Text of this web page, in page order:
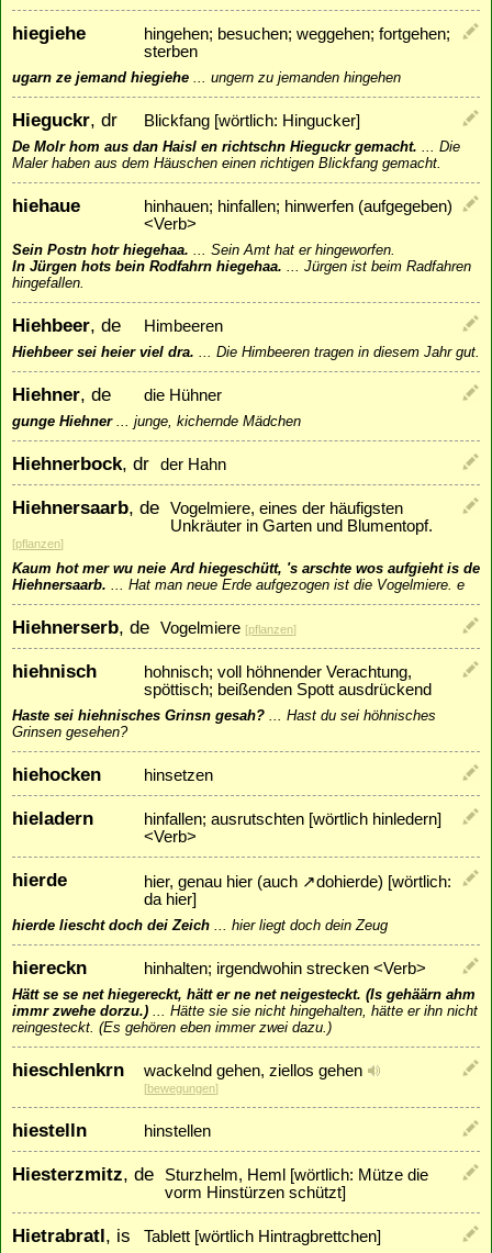
hiegiehe
hingehen; besuchen; weggehen; fortgehen;
sterben
ugarn ze jemand hiegiehe ungern zu jemanden hingehen
Hieguckr, dr Blickfang [wörtlich: Hingucker]
De Molr hom aus dan Haisl en richtschn Hieguckr gemacht.
Die
Maler haben aus dem Häuschen einen richtigen Blickfang gemacht.
hiehaue
hinhauen; hinfallen; hinwerfen (aufgegeben)
<Verb>
Sein Postn hotr hiegehaa.
Sein Amt hat er hingeworfen.
In Jürgen hots bein Rodfahrn hiegehaa.
Jürgen ist beim Radfahren
hingefallen.
Hiehbeer, de Himbeeren
Hiehbeer sei heier viel dra. Die Himbeeren tragen in diesem Jahr gut.
Hiehner, de die Hühner
gunge Hiehner... junge, kichernde Mädchen
Hiehnerbock, dr der Hahn
Hiehnersaarb, de
Vogelmiere, eines der häufigsten
Unkräuter in Garten und Blumentopf.
[pflanzen]
Kaum hot mer wu neie Ard hiegeschütt, 's arschte wos aufgieht is de
Hiehnersaarb.
Hat man neue Erde aufgezogen ist die Vogelmiere. e
Hiehnerserb, de Vogelmiere [pflanzen]
hiehnisch
hohnisch; voll höhnender Verachtung,
spöttisch; beißenden Spott ausdrückend
Haste sei hiehnisches Grinsn gesah?
Hast du sei höhnisches
Grinsen gesehen?
hiehocken hinsetzen
hieladern
hinfallen; ausrutschten [wörtlich hinledern]
<Verb>
hierde hier, genau hier (auch ↗dohierde) [wörtlich:
da hier]
hierde liescht doch dei Zeich hier liegt doch dein Zeug
hiereckn hinhalten; irgendwohin strecken <Verb>
Hätt se se net hiegereckt, hätt er ne net neigesteckt. (Is gehäärn ahm
immr zwehe dorzu.)
Hätte sie sie nicht hingehalten, hätte er ihn nicht
reingesteckt. (Es gehören eben immer zwei dazu.)
hieschlenkrn wackelnd gehen, ziellos gehen
[bewegungen]
hiestelln hinstellen
Hiesterzmitz, de
Sturzhelm, Heml [wörtlich: Mütze die
vorm Hinstürzen schützt]
Hietrabratl, is Tablett [wörtlich Hintragbrettchen]